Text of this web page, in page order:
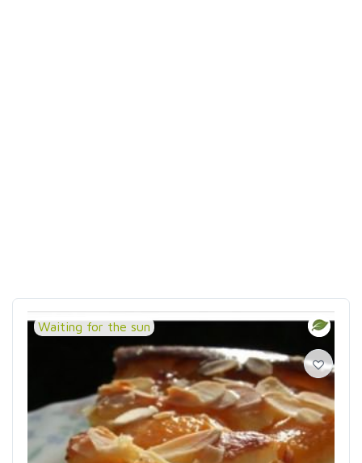
Waiting for the sun